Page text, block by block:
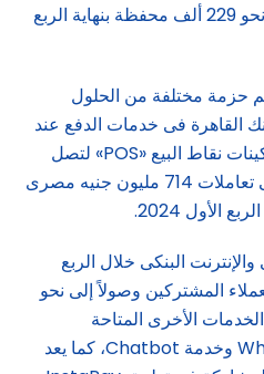
محافظ (قاهرة كاش) للتجار نحو 229 ألف محفظة بنهاية الربع
حزمة مختلفة من الحلول
القاهرة فى خدمات الدفع عند
التجار تتمثل فى زيادة عدد ماكينات نقاط البيع «POS» لتصل
إلى 11,2 ألف نقطة بيع بإجمالى تعاملات 714 مليون جنيه مصرى
الأول 2024.
البنكى خلال الربع
العملاء المشتركين وصولاً إلى نحو
الخدمات الأخرى المتاحة
مثل WhatsApp for business وخدمة Chatbot، كما يعد